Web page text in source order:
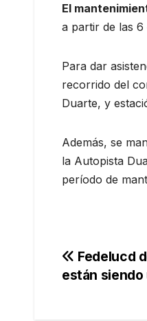
El
a partir de las 6
Para dar
recorrido del
Duarte, y
Además, se
la Autopista
período de
Fedelucd
están